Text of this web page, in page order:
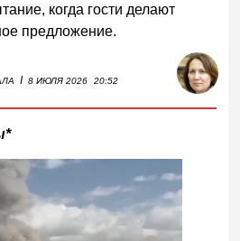
когда гости делают
предложение.
I 8 ИЮЛЯ 2026 20:52